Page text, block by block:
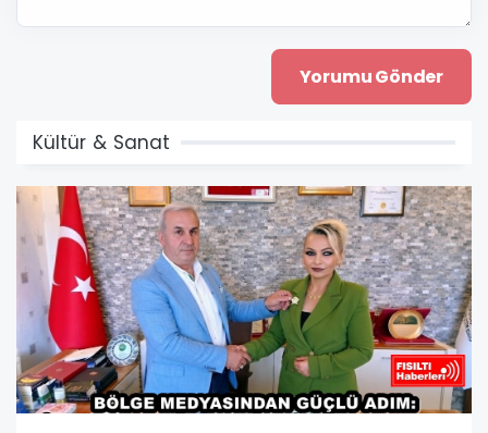
Kültür & Sanat